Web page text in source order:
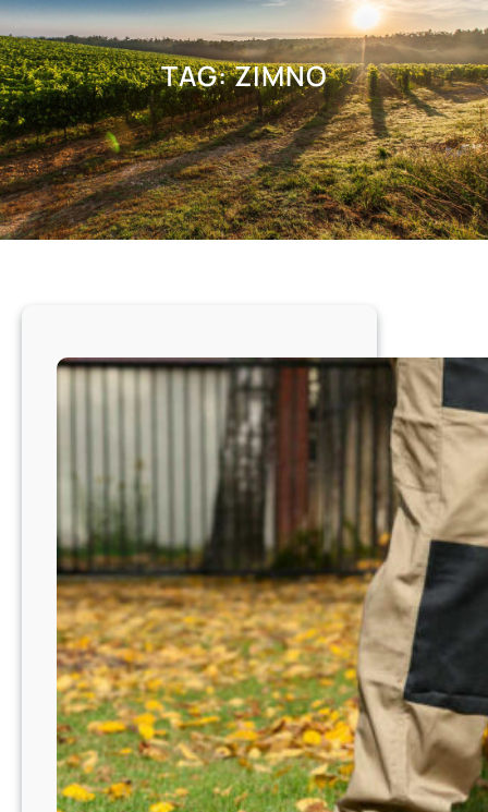
TAG:ZIMNO